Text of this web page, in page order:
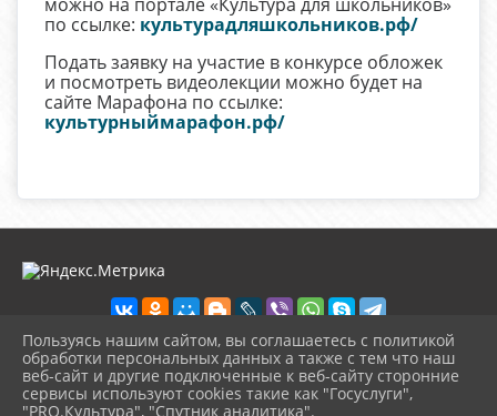
можно на портале «Культура для школьников»
по ссылке: культурадляшкольников.рф/
Подать заявку на участие в конкурсе обложек
и посмотреть видеолекции можно будет на
сайте Марафона по ссылке:
культурныймарафон.рф/
2026 г. detbibl-novomih.ru
Вход
Пользуясь нашим сайтом, вы соглашаетесь с политикой
обработки персональных данных а также с тем что наш
веб-сайт и другие подключенные к веб-сайту сторонние
сервисы используют cookies такие как "Госуслуги",
"PRO.Культура", "Спутник аналитика".